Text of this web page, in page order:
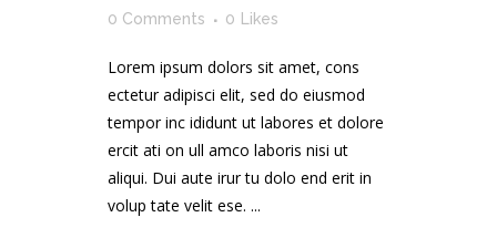
0 Comments
0 Likes
Lorem ipsum dolors sit amet, cons
ectetur adipisci elit, sed do eiusmod
tempor inc ididunt ut labores et dolore
ercit ati on ull amco laboris nisi ut
aliqui. Dui aute irur tu dolo end erit in
volup tate velit ese. ...